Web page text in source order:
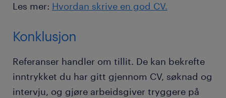
Les mer: Hvordan skrive en god CV.
Konklusjon
Referanser handler om tillit. De kan bekrefte
inntrykket du har gitt gjennom CV, søknad og
intervju, og gjøre arbeidsgiver tryggere på